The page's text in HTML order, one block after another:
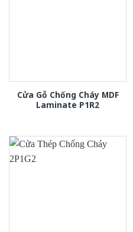
Cửa Gỗ Chống Cháy MDF
Laminate P1R2